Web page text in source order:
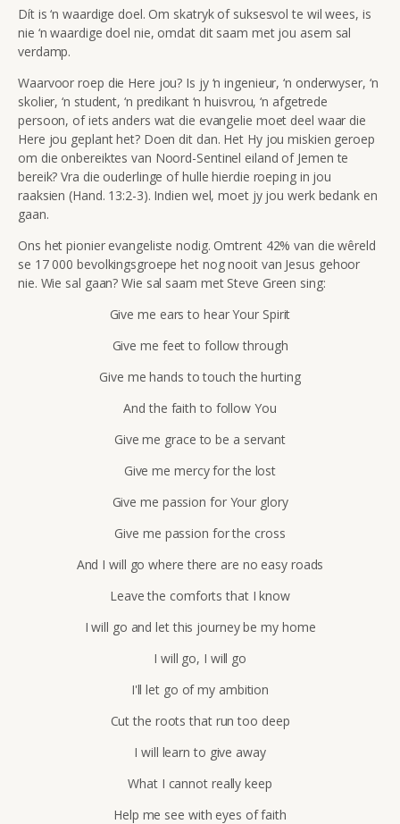
Dít is ‘n waardige doel. Om skatryk of suksesvol te wil wees, is
nie ‘n waardige doel nie, omdat dit saam met jou asem sal
verdamp.
Waarvoor roep die Here jou? Is jy ‘n ingenieur, ‘n onderwyser, ‘n
skolier, ‘n student, ‘n predikant ‘n huisvrou, ‘n afgetrede
persoon, of iets anders wat die evangelie moet deel waar die
Here jou geplant het? Doen dit dan. Het Hy jou miskien geroep
om die onbereiktes van Noord-Sentinel eiland of Jemen te
bereik? Vra die ouderlinge of hulle hierdie roeping in jou
raaksien (Hand. 13:2-3). Indien wel, moet jy jou werk bedank en
gaan.
Ons het pionier evangeliste nodig. Omtrent 42% van die wêreld
se 17 000 bevolkingsgroepe het nog nooit van Jesus gehoor
nie. Wie sal gaan? Wie sal saam met Steve Green sing:
Give me ears to hear Your Spirit
Give me feet to follow through
Give me hands to touch the hurting
And the faith to follow You
Give me grace to be a servant
Give me mercy for the lost
Give me passion for Your glory
Give me passion for the cross
And I will go where there are no easy roads
Leave the comforts that I know
I will go and let this journey be my home
I will go, I will go
I'll let go of my ambition
Cut the roots that run too deep
I will learn to give away
What I cannot really keep
Help me see with eyes of faith